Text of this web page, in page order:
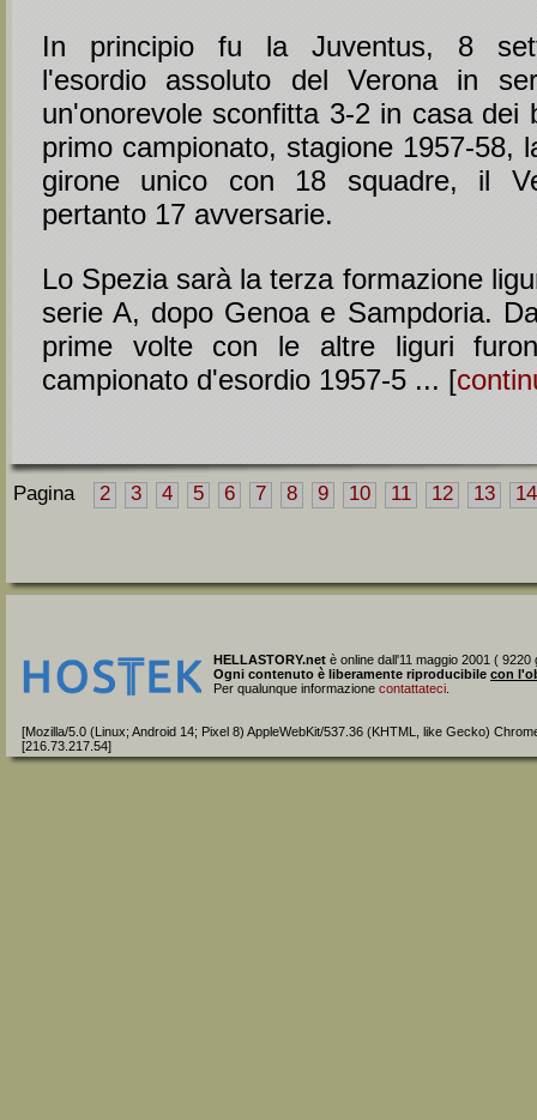
In principio fu la Juventus, 8
l'esordio assoluto del Verona in
un'onorevole sconfitta 3-2 in casa dei
primo campionato, stagione 1957-58,
girone unico con 18 squadre, il
pertanto 17 avversarie.
Lo Spezia sarà la terza formazione
serie A, dopo Genoa e Sampdoria.
prime volte con le altre liguri
campionato d'esordio 1957-5 ... [
Pagina 2 3 4 5 6 7 8 9 10 11 12 13 14
HELLASTORY.net è online dall'11 maggio 2001 ( 9220
Ogni contenuto è liberamente riproducibile con
Per qualunque informazione contattateci
[Mozilla/5.0 (Linux; Android 14; Pixel 8) AppleWebKit/537.36 (KHTML, like Gecko)
[216.73.217.54]